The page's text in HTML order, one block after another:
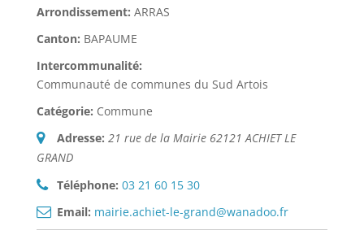
Arrondissement: ARRAS
Canton: BAPAUME
Intercommunalité:
Communauté de communes du Sud Artois
Catégorie: Commune
Adresse: 21 rue de la Mairie 62121 ACHIET LE
GRAND
Téléphone: 03 21 60 15 30
Email: mairie.achiet-le-grand@wanadoo.fr